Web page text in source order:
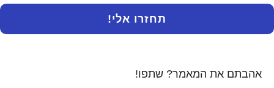
תחזרו אלי!
אהבתם את המאמר? שתפו!